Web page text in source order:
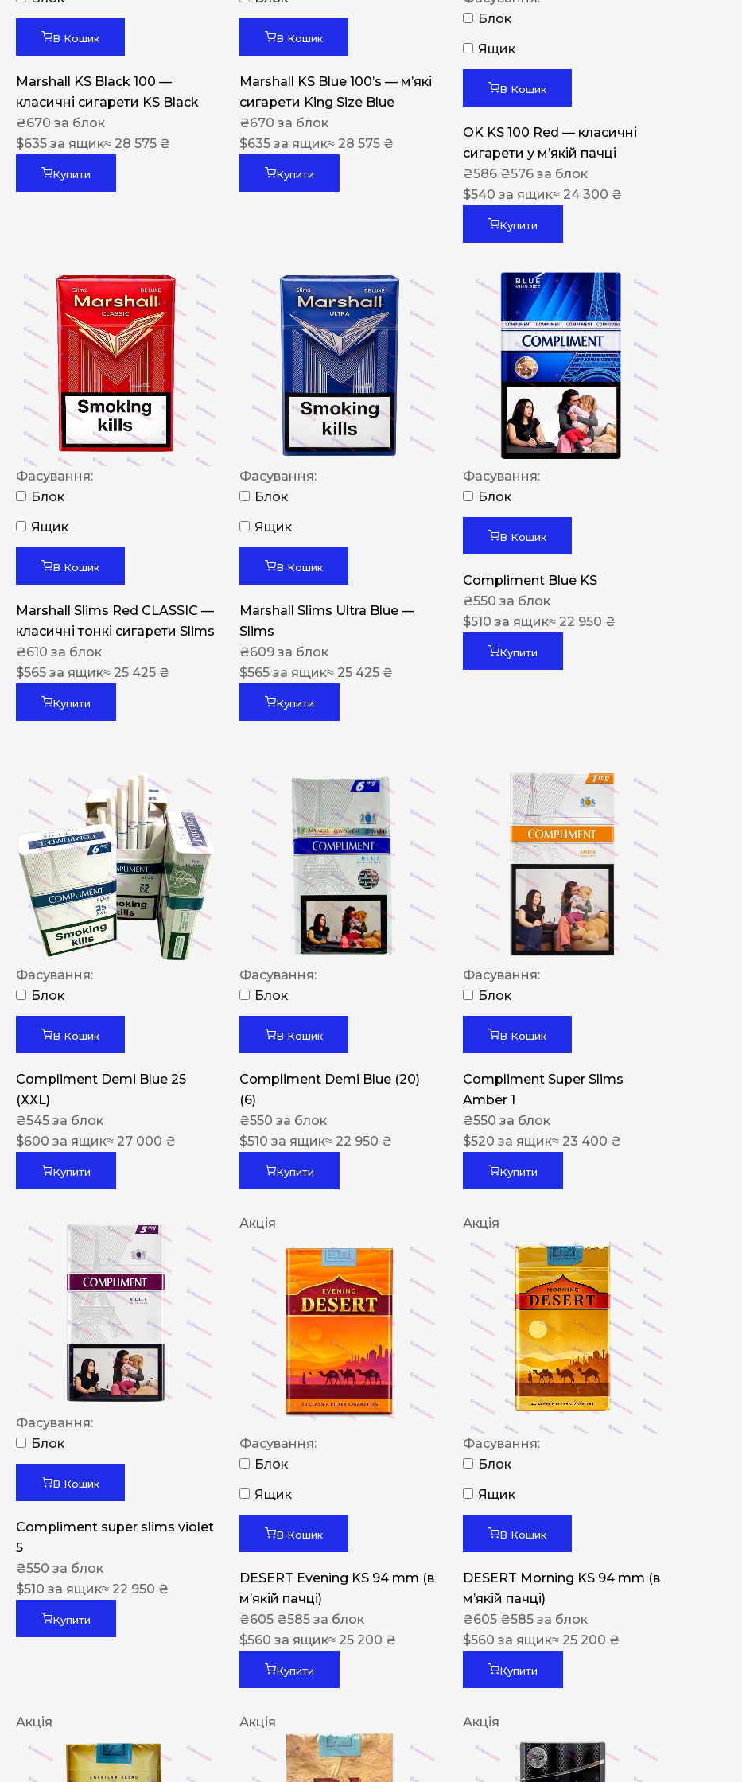
Nistru
Focus
De Santis
MONUS
NERO
NERO
Гуцульскі
Italian Blend 821
Arizona
Cigaronne
Сигарети LD
В Кошик
Marshall KS Black 100 —
класичні сигарети KS Black
₴670 за блок
$635 за ящик≈ 28 575 ₴
Купити
В Кошик
Marshall KS Blue 100’s — м’які
сигарети King Size Blue
₴670 за блок
$635 за ящик≈ 28 575 ₴
Купити
Блок
Ящик
В Кошик
OK KS 100 Red — класичні
сигарети у м’якій пачці
₴586 ₴576 за блок
$540 за ящик≈ 24 300 ₴
Купити
Фасування:
Блок
Ящик
В Кошик
Marshall Slims Red CLASSIC —
класичні тонкі сигарети Slims
₴610 за блок
$565 за ящик≈ 25 425 ₴
Купити
Фасування:
Блок
Ящик
В Кошик
Marshall Slims Ultra Blue —
Slims
₴609 за блок
$565 за ящик≈ 25 425 ₴
Купити
Фасування:
Блок
В Кошик
Compliment Blue KS
₴550 за блок
$510 за ящик≈ 22 950 ₴
Купити
Фасування:
Блок
В Кошик
Compliment Demi Blue 25
(XXL)
₴545 за блок
$600 за ящик≈ 27 000 ₴
Купити
Фасування:
Блок
В Кошик
Compliment Demi Blue (20)
(6)
₴550 за блок
$510 за ящик≈ 22 950 ₴
Купити
Фасування:
Блок
В Кошик
Compliment Super Slims
Amber 1
₴550 за блок
$520 за ящик≈ 23 400 ₴
Купити
Фасування:
Блок
В Кошик
Compliment super slims violet
5
₴550 за блок
$510 за ящик≈ 22 950 ₴
Купити
Акція
Фасування:
Блок
Ящик
В Кошик
DESERT Evening KS 94 mm (в
мʼякій пачці)
₴605 ₴585 за блок
$560 за ящик≈ 25 200 ₴
Купити
Акція
Фасування:
Блок
Ящик
В Кошик
DESERT Morning KS 94 mm (в
мʼякій пачці)
₴605 ₴585 за блок
$560 за ящик≈ 25 200 ₴
Купити
Акція Акція Акція